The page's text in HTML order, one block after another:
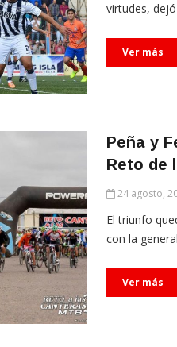
virtudes,
Ver más
Peña y
Reto de
24 agosto,
El triunfo
con la
Ver más